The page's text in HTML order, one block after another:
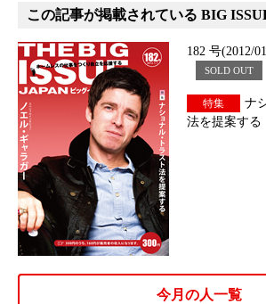
この記事が掲載されている BIG
182 号(2012/
SOLD OUT
特集
ナ
法を提案する
今月の人一覧